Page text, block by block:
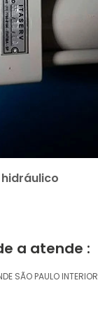
a atende :
SÃO PAULO INTERIOR